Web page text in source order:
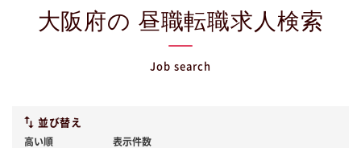
大阪府の 昼職転職求人検索
Job search
並び替え
高い順 表示件数